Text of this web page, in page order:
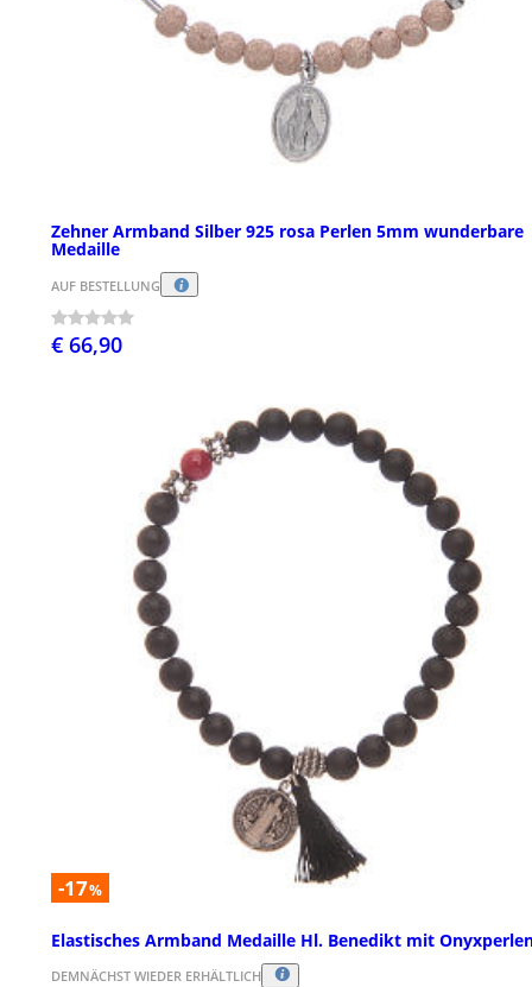
Zehner Armband Silber 925 rosa Perlen 5mm wunderbare
Medaille
AUF BESTELLUNG
€ 66,90
-17%
Elastisches Armband Medaille Hl. Benedikt mit
DEMNÄCHST WIEDER ERHÄLTLICH